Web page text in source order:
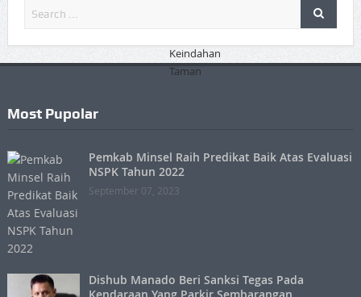
Most Pupolar
Pemkab Minsel Raih Predikat Baik Atas Evaluasi
NSPK Tahun 2022
September 07, 2023
Dishub Manado Beri Sanksi Tegas Pada